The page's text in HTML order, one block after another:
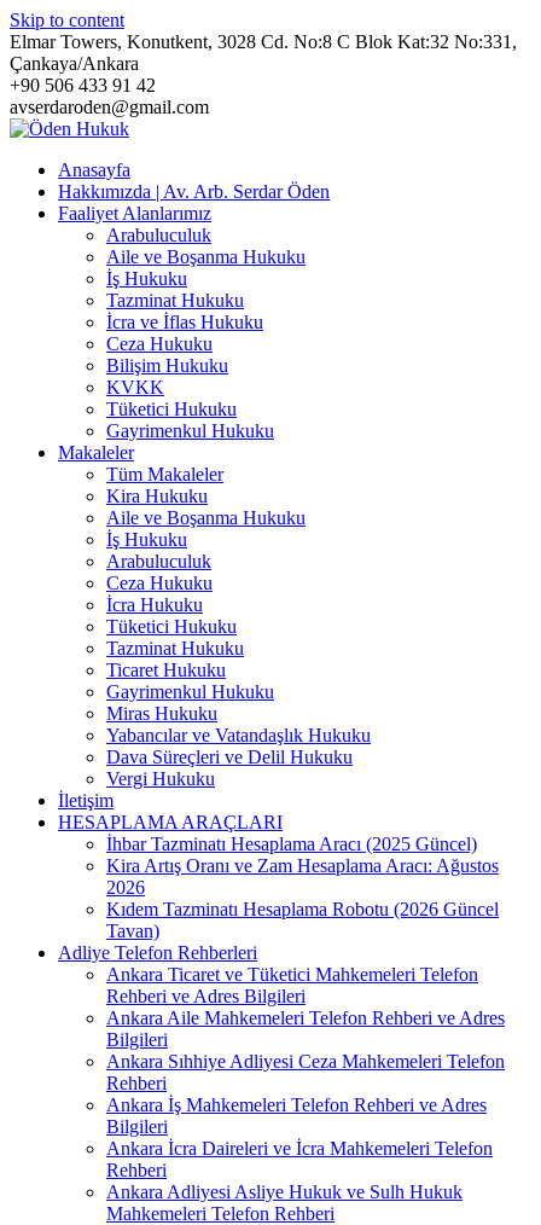
Skip to content
Elmar Towers, Konutkent, 3028 Cd. No:8 C Blok Kat:32 No:331,
Çankaya/Ankara
+90 506 433 91 42
avserdaroden@gmail.com
Anasayfa
Hakkımızda | Av. Arb. Serdar Öden
Faaliyet Alanlarımız
Arabuluculuk
Aile ve Boşanma Hukuku
İş Hukuku
Tazminat Hukuku
İcra ve İflas Hukuku
Ceza Hukuku
Bilişim Hukuku
KVKK
Tüketici Hukuku
Gayrimenkul Hukuku
Makaleler
Tüm Makaleler
Kira Hukuku
Aile ve Boşanma Hukuku
İş Hukuku
Arabuluculuk
Ceza Hukuku
İcra Hukuku
Tüketici Hukuku
Tazminat Hukuku
Ticaret Hukuku
Gayrimenkul Hukuku
Miras Hukuku
Yabancılar ve Vatandaşlık Hukuku
Dava Süreçleri ve Delil Hukuku
Vergi Hukuku
İletişim
HESAPLAMA ARAÇLARI
İhbar Tazminatı Hesaplama Aracı (2025 Güncel)
Kira Artış Oranı ve Zam Hesaplama Aracı: Ağustos
2026
Kıdem Tazminatı Hesaplama Robotu (2026 Güncel
Tavan)
Adliye Telefon Rehberleri
Ankara Ticaret ve Tüketici Mahkemeleri Telefon
Rehberi ve Adres Bilgileri
Ankara Aile Mahkemeleri Telefon Rehberi ve Adres
Bilgileri
Ankara Sıhhiye Adliyesi Ceza Mahkemeleri Telefon
Rehberi
Ankara İş Mahkemeleri Telefon Rehberi ve Adres
Bilgileri
Ankara İcra Daireleri ve İcra Mahkemeleri Telefon
Rehberi
Ankara Adliyesi Asliye Hukuk ve Sulh Hukuk
Mahkemeleri Telefon Rehberi